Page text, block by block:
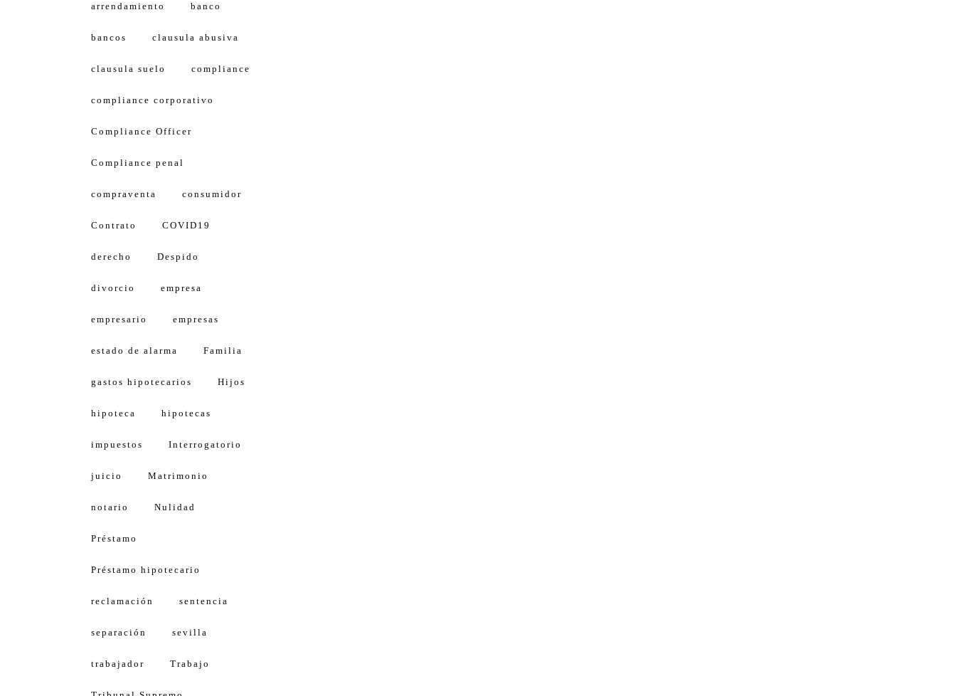
arrendamiento banco
bancos clausula abusiva
clausula suelo compliance
compliance corporativo
Compliance Officer
Compliance penal
compraventa consumidor
Contrato COVID19
derecho Despido
divorcio empresa
empresario empresas
estado de alarma Familia
gastos hipotecarios Hijos
hipoteca hipotecas
impuestos Interrogatorio
juicio Matrimonio
notario Nulidad
Préstamo
Préstamo hipotecario
reclamación sentencia
separación sevilla
trabajador Trabajo